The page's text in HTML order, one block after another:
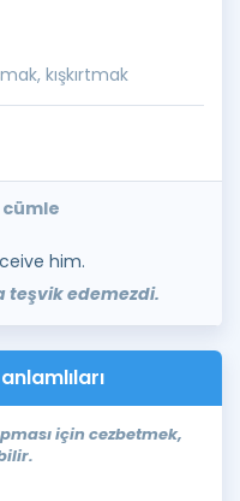
kışkırtmak
him.
teşvik edemezdi.
için cezbetmek,